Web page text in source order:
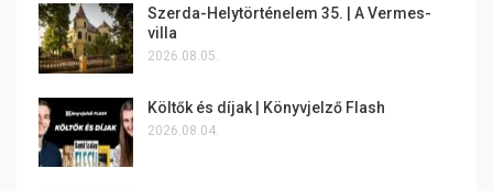
Szerda-Helytörténelem 35. | A Vermes-
villa
2026.08.05.
Költők és díjak | Könyvjelző Flash
2026.08.04.